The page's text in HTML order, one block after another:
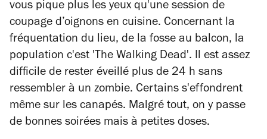
vous pique plus les yeux qu'une session de
coupage d’oignons en cuisine. Concernant la
fréquentation du lieu, de la fosse au balcon, la
population c'est 'The Walking Dead'. Il est assez
difficile de rester éveillé plus de 24 h sans
ressembler à un zombie. Certains s'effondrent
même sur les canapés. Malgré tout, on y passe
de bonnes soirées mais à petites doses.